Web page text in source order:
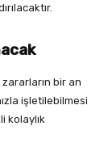
bir an
işletilebilmesi
kolaylık